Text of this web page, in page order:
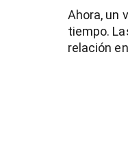
Ahora, un
tiempo.
relación